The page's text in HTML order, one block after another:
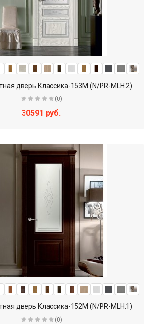
дверь Классика-153М (N/PR-MLH.2)
(0)
30591 руб.
дверь Классика-152М (N/PR-MLH.1)
(0)